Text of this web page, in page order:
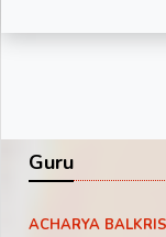
Guru
ACHARYA